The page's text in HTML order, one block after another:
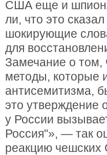
США еще и
ли, что это
шокирующие
для
Замечание о том,
методы, которые
антисемитизма,
это утверждение
у России
Россия"», — так
реакцию